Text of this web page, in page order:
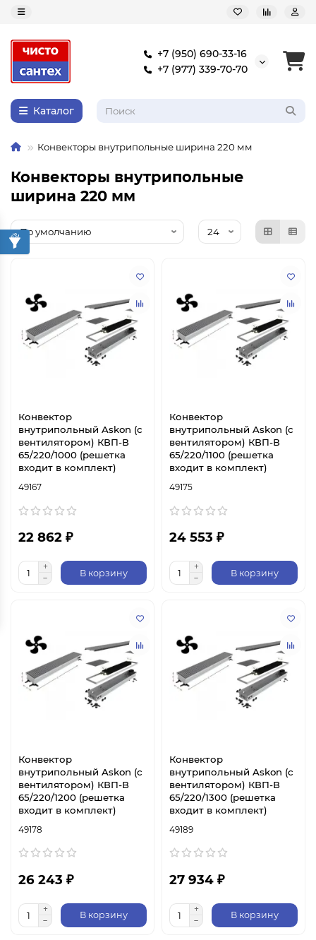
+7 (950) 690-33-16
+7 (977) 339-70-70
Каталог
Конвекторы внутрипольные ширина 220 мм
Конвекторы внутрипольные
ширина 220 мм
Конвектор
внутрипольный Askon (с
вентилятором) КВП-В
65/220/1000 (решетка
входит в комплект)
49167
22 862 ₽
В корзину
Конвектор
внутрипольный Askon (с
вентилятором) КВП-В
65/220/1100 (решетка
входит в комплект)
49175
24 553 ₽
В корзину
Конвектор
внутрипольный Askon (с
вентилятором) КВП-В
65/220/1200 (решетка
входит в комплект)
49178
26 243 ₽
В корзину
Конвектор
внутрипольный Askon (с
вентилятором) КВП-В
65/220/1300 (решетка
входит в комплект)
49189
27 934 ₽
В корзину